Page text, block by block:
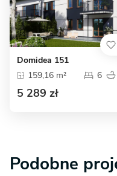
Domidea 151
159,16 m²
6
5 289 zł
Podobne